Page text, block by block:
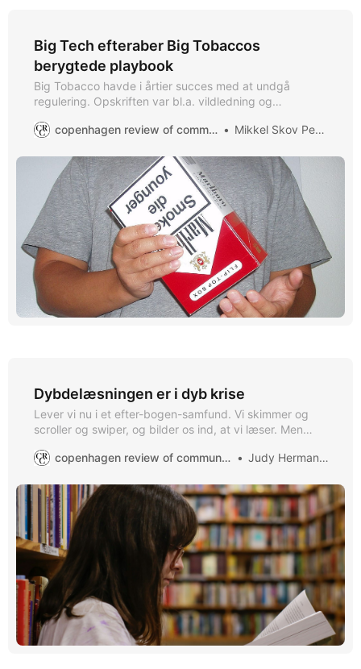
Big Tech efteraber Big Tobaccos
berygtede playbook
Big Tobacco havde i årtier succes med at undgå
regulering. Opskriften var bl.a. vildledning og
efter.
copenhagen review of communication Mikkel Skov Petersen
Dybdelæsningen er i dyb krise
Lever vi nu i et efter-bogen-samfund. Vi skimmer og
scroller og swiper, og bilder os ind, at vi læser. Men
besværlig tekst - DEN er i frit fald. I digitaliseringens
copenhagen review of communication Judy Hermansen